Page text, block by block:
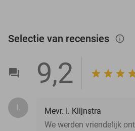
Selectie van recensies info_outlined
9,2
I.
Mevr. I. Klijnstra
We werden vriendelijk